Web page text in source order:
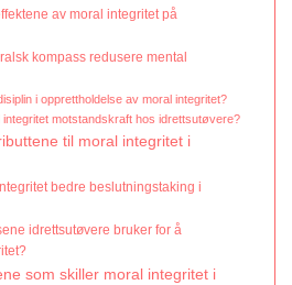
av moral integritet på
kompass redusere mental
i opprettholdelse av moral integritet?
integritet motstandskraft hos idrettsutøvere?
til moral integritet i
bedre beslutningstaking i
idrettsutøvere bruker for å
som skiller moral integritet i